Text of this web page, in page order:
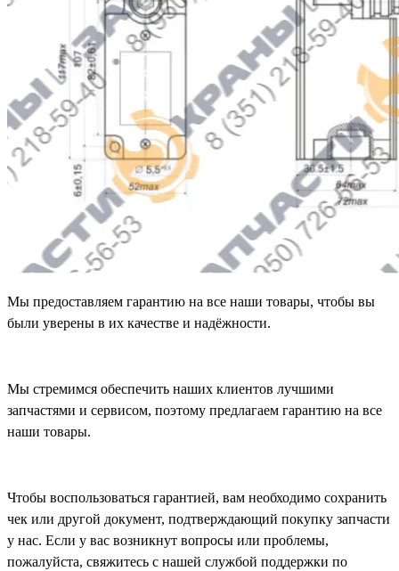
Мы предоставляем гарантию на все наши товары, чтобы вы
были уверены в их качестве и надёжности.
Мы стремимся обеспечить наших клиентов лучшими
запчастями и сервисом, поэтому предлагаем гарантию на все
наши товары.
Чтобы воспользоваться гарантией, вам необходимо сохранить
чек или другой документ, подтверждающий покупку запчасти
у нас. Если у вас возникнут вопросы или проблемы,
пожалуйста, свяжитесь с нашей службой поддержки по